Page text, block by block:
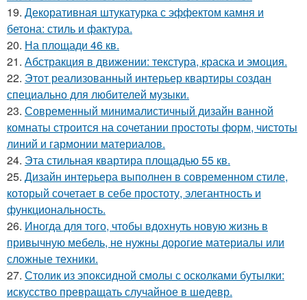
19. Декоративная штукатурка с эффектом камня и
бетона: стиль и фактура.
20. На площади 46 кв.
21. Абстракция в движении: текстура, краска и эмоция.
22. Этот реализованный интерьер квартиры создан
специально для любителей музыки.
23. Современный минималистичный дизайн ванной
комнаты строится на сочетании простоты форм, чистоты
линий и гармонии материалов.
24. Эта стильная квартира площадью 55 кв.
25. Дизайн интерьера выполнен в современном стиле,
который сочетает в себе простоту, элегантность и
функциональность.
26. Иногда для того, чтобы вдохнуть новую жизнь в
привычную мебель, не нужны дорогие материалы или
сложные техники.
27. Столик из эпоксидной смолы с осколками бутылки:
искусство превращать случайное в шедевр.